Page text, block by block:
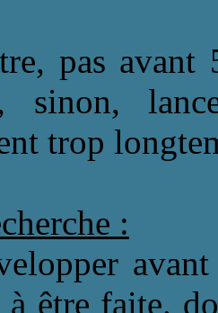
pas
sinon,
trop
:
à être faite.